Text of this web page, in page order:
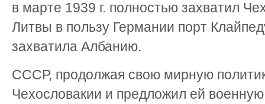
в марте 1939 г. полностью захватил
Литвы в пользу Германии порт
захватила Албанию.
СССР, продолжая свою мирную
Чехословакии и предложил ей